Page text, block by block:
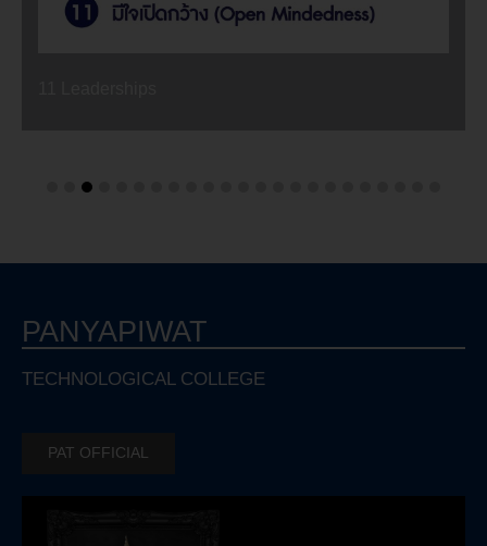
PANYAPIWAT
TECHNOLOGICAL COLLEGE
PAT OFFICIAL